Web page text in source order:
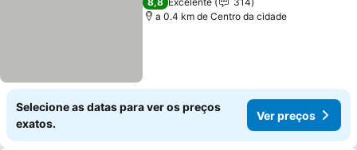
a 0.4 km de Centro da cidade
Selecione as datas para ver os preços
exatos.
Ver preços